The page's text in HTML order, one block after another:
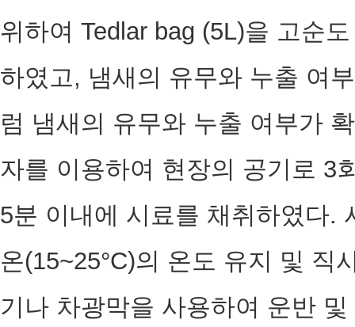
위하여 Tedlar bag (5L)을 고순
하였고, 냄새의 유무와 누출 여
럼 냄새의 유무와 누출 여부가
자를 이용하여 현장의 공기로 3
5분 이내에 시료를 채취하였다.
온(15~25°C)의 온도 유지 및 직
기나 차광막을 사용하여 운반